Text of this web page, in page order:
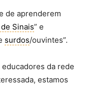
de aprenderem
Sinais” e
surdos/ouvintes”.
educadores da rede
estamos